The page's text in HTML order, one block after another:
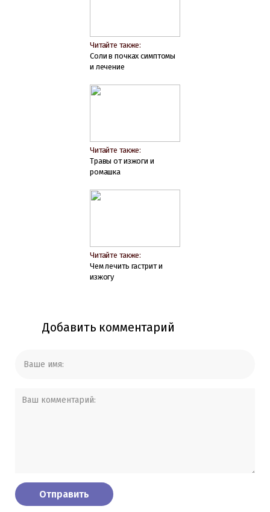
Читайте также:
Соли в почках симптомы
и лечение
Читайте также:
Травы от изжоги и
ромашка
Читайте также:
Чем лечить гастрит и
изжогу
Добавить комментарий